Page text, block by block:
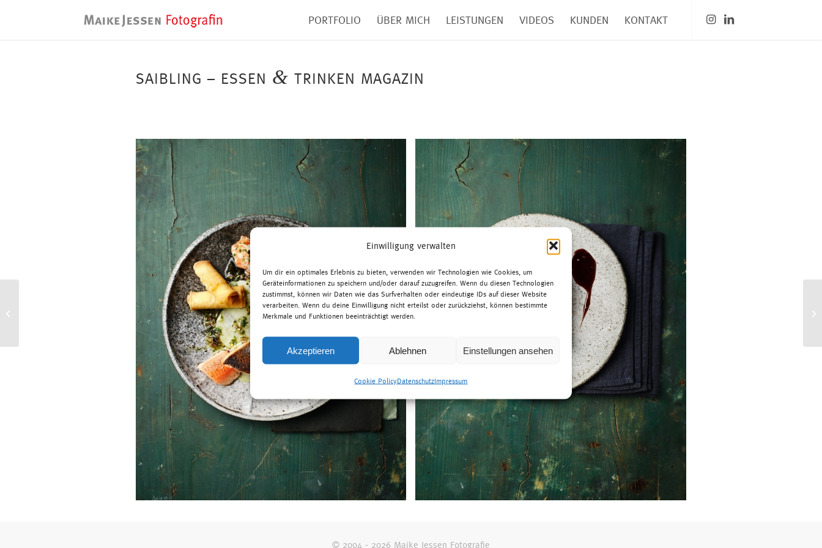
Einwilligung verwalten
Um dir ein optimales Erlebnis zu bieten, verwenden wir Technologien wie Cookies, um
Geräteinformationen zu speichern und/oder darauf zuzugreifen. Wenn du diesen Technologien
zustimmst, können wir Daten wie das Surfverhalten oder eindeutige IDs auf dieser Website
verarbeiten. Wenn du deine Einwilligung nicht erteilst oder zurückziehst, können bestimmte
Merkmale und Funktionen beeinträchtigt werden.
Akzeptieren Ablehnen Einstellungen ansehen
Cookie PolicyDatenschutzImpressum
PORTFOLIO ÜBER MICH LEISTUNGEN VIDEOS KUNDEN KONTAKT
SAIBLING – ESSEN & TRINKEN MAGAZIN
© 2004 - 2026 Maike Jessen Fotografie